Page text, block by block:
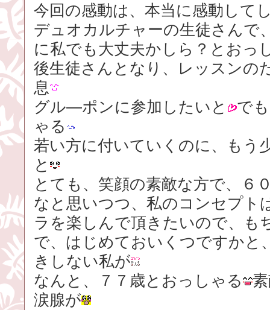
今回の感動は、本当に感動して
デュオカルチャーの生徒さんで
に私でも大丈夫かしら？とおっ
後生徒さんとなり、レッスンの
息
グル―ポンに参加したいと
で
ゃる
若い方に付いていくのに、もう
と
とても、笑顔の素敵な方で、６
なと思いつつ、私のコンセプト
ラを楽しんで頂きたいので、も
で、はじめておいくつですかと
きしない私が
なんと、７７歳とおっしゃる
涙腺が